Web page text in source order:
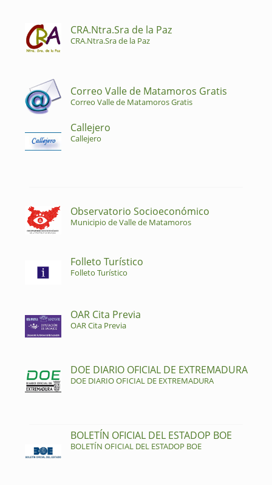
CRA.Ntra.Sra de la Paz
CRA.Ntra.Sra de la Paz
Correo Valle de Matamoros Gratis
Correo Valle de Matamoros Gratis
Callejero
Callejero
Observatorio Socioeconómico
Municipio de Valle de Matamoros
Folleto Turístico
Folleto Turístico
OAR Cita Previa
OAR Cita Previa
DOE DIARIO OFICIAL DE EXTREMADURA
DOE DIARIO OFICIAL DE EXTREMADURA
BOLETÍN OFICIAL DEL ESTADOP BOE
BOLETÍN OFICIAL DEL ESTADOP BOE